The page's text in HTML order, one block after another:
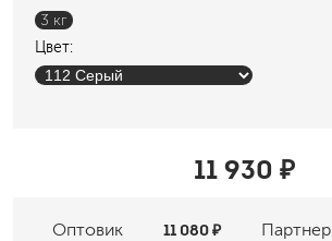
3 кг
Цвет:
11 930 ₽
Оптовик Партнер
11 080 ₽